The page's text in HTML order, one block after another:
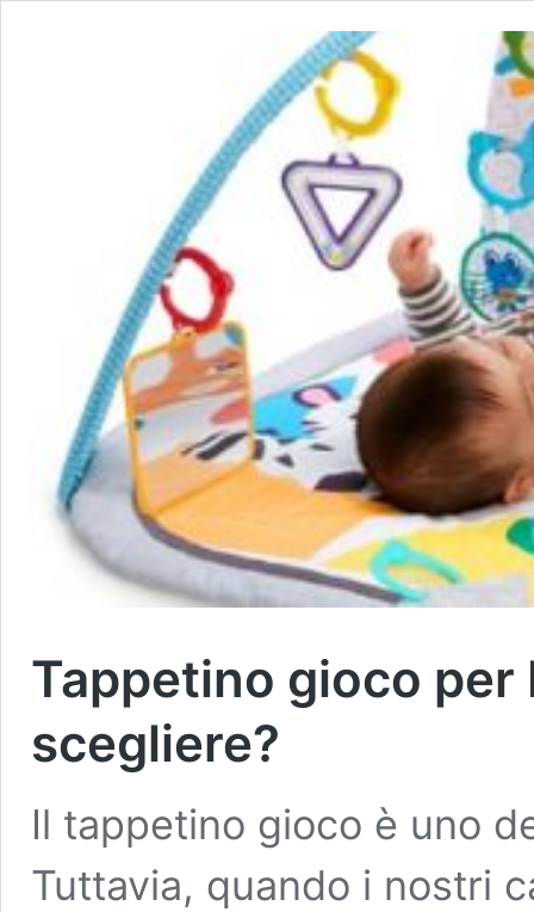
Tappetino gioco per
scegliere?
Il tappetino gioco è uno
Tuttavia, quando i nostri